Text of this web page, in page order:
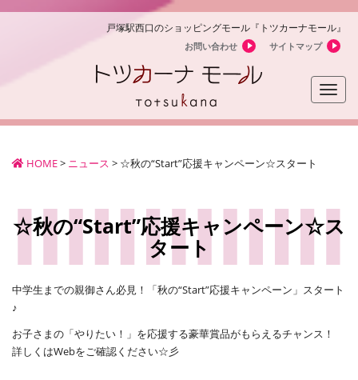
戸塚駅西口のショッピングモール『トツカーナモール』
お問い合わせ サイトマップ
Toggle
HOME> ニュース > ☆秋の“Start”応援キャンペーン☆スタート
☆秋の“Start”応援キャンペーン☆ス
タート
中学生までの親御さん必見！「秋の“Start”応援キャンペーン」スタート
♪
お子さまの「やりたい！」を応援する豪華賞品がもらえるチャンス！
詳しくはWebをご確認ください☆彡